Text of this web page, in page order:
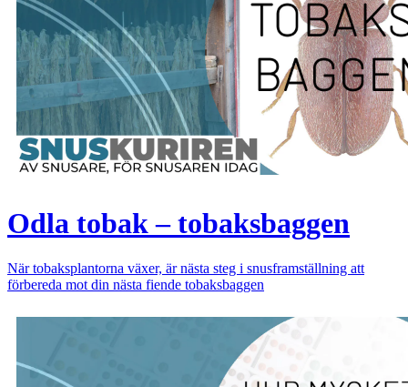
Odla tobak – tobaksbaggen
När tobaksplantorna växer, är nästa steg i snusframställning att
förbereda mot din nästa fiende tobaksbaggen